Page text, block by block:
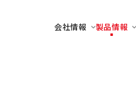
会社情報 製品情報